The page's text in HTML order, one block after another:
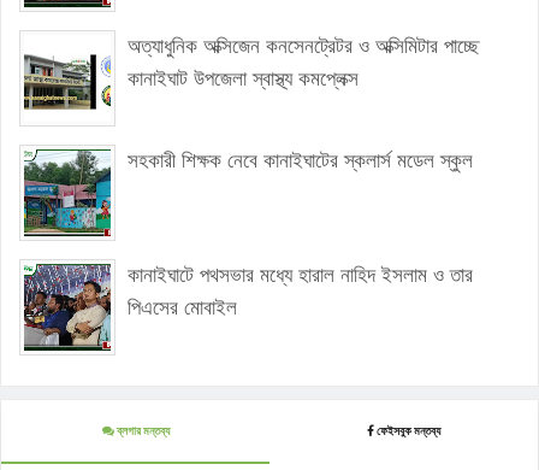
অত্যাধুনিক অক্সিজেন কনসেনট্রেটর ও অক্সিমিটার পাচ্ছে
কানাইঘাট উপজেলা স্বাস্থ্য কমপ্লেক্স
সহকারী শিক্ষক নেবে কানাইঘাটের স্কলার্স মডেল স্কুল
কানাইঘাটে পথসভার মধ্যে হারাল নাহিদ ইসলাম ও তার
পিএসের মোবাইল
ব্লগার মন্তব্য ফেইসবুক মন্তব্য